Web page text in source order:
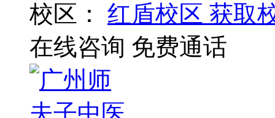
校区： 红盾校区 获取
在线咨询 免费通话